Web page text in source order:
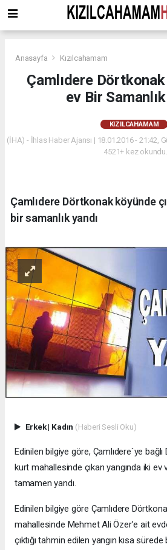
Anasayfa Kızılcahamam
Çamlıdere
ev Bir Samanlık
KIZILCAHAMAM
(İHA) - İhlas Haber Ajansı | 18.01.2016 - 21:42,
4521+ kez okundu.
Çamlıdere Dörtkonak köyünde
bir samanlık yandı
Erkek| Kadın (Haberi Sesli Oku)
Edinilen bilgiye göre, Çamlıdere`ye
kurt mahallesinde çıkan yangında iki ev
tamamen yandı.
Edinilen bilgiye göre Çamlıdere
mahallesinde Mehmet Ali Özer’e ait
çıktığı tahmin edilen yangın kısa